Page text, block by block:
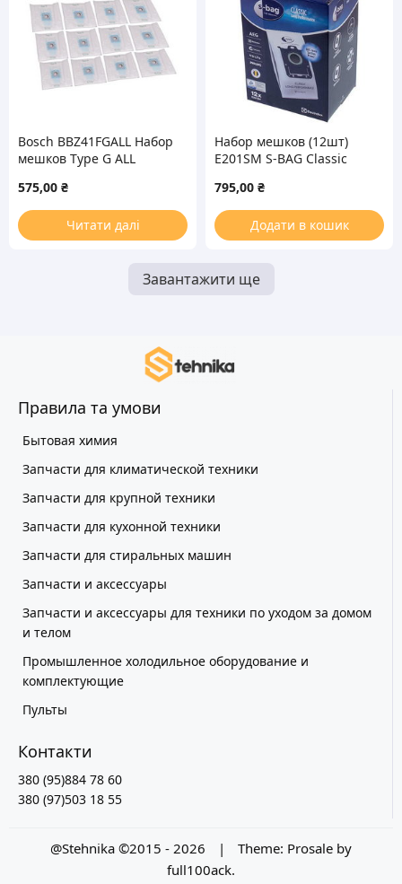
Bosch BBZ41FGALL Набор
мешков Type G ALL
575,00 ₴
Читати далі
Набор мешков (12шт)
E201SM S-BAG Classic
пылесоса Electrolux
900168481
795,00 ₴
Додати в кошик
Завантажити ще
Правила та умови
Бытовая химия
Запчасти для климатической техники
Запчасти для крупной техники
Запчасти для кухонной техники
Запчасти для стиральных машин
Запчасти и аксессуары
Запчасти и аксессуары для техники по уходом за домом
и телом
Промышленное холодильное оборудование и
комплектующие
Пульты
Контакти
380 (95)884 78 60
380 (97)503 18 55
@Stehnika ©2015 - 2026 | Theme: Prosale by
full100ack.